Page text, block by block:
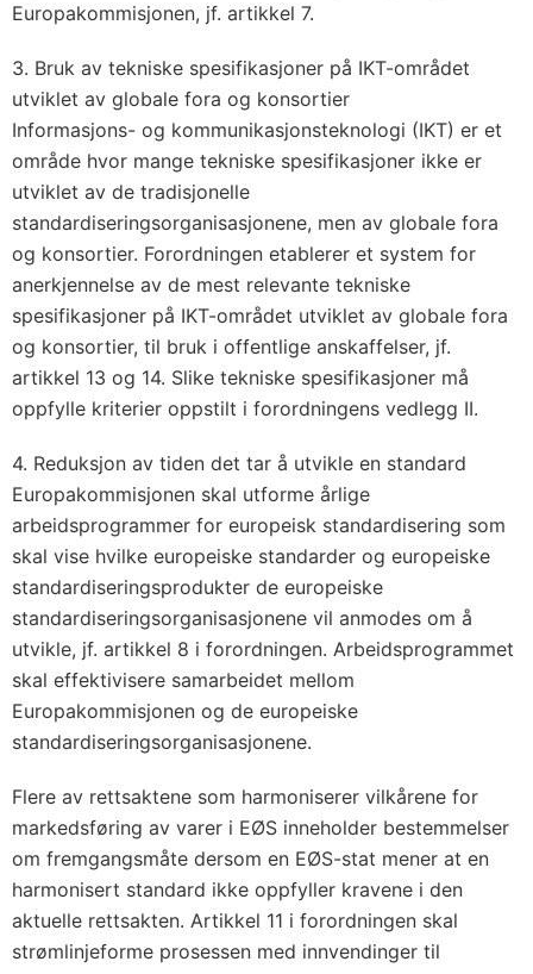
Europakommisjonen, jf. artikkel 7.
3. Bruk av tekniske spesifikasjoner på IKT-området
utviklet av globale fora og konsortier
Informasjons- og kommunikasjonsteknologi (IKT) er et
område hvor mange tekniske spesifikasjoner ikke er
utviklet av de tradisjonelle
standardiseringsorganisasjonene, men av globale fora
og konsortier. Forordningen etablerer et system for
anerkjennelse av de mest relevante tekniske
spesifikasjoner på IKT-området utviklet av globale fora
og konsortier, til bruk i offentlige anskaffelser, jf.
artikkel 13 og 14. Slike tekniske spesifikasjoner må
oppfylle kriterier oppstilt i forordningens vedlegg II.
4. Reduksjon av tiden det tar å utvikle en standard
Europakommisjonen skal utforme årlige
arbeidsprogrammer for europeisk standardisering som
skal vise hvilke europeiske standarder og europeiske
standardiseringsprodukter de europeiske
standardiseringsorganisasjonene vil anmodes om å
utvikle, jf. artikkel 8 i forordningen. Arbeidsprogrammet
skal effektivisere samarbeidet mellom
Europakommisjonen og de europeiske
standardiseringsorganisasjonene.
Flere av rettsaktene som harmoniserer vilkårene for
markedsføring av varer i EØS inneholder bestemmelser
om fremgangsmåte dersom en EØS-stat mener at en
harmonisert standard ikke oppfyller kravene i den
aktuelle rettsakten. Artikkel 11 i forordningen skal
strømlinjeforme prosessen med innvendinger til